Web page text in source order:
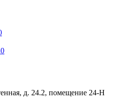
0
д. 24.2, помещение 24-Н